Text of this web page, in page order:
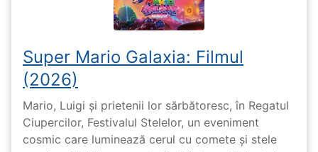
Super Mario Galaxia: Filmul
(2026)
Mario, Luigi și prietenii lor sărbătoresc, în Regatul
Ciupercilor, Festivalul Stelelor, un eveniment
cosmic care luminează cerul cu comete și stele